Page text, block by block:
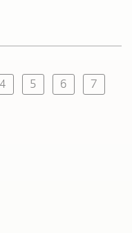
4 5 6 7